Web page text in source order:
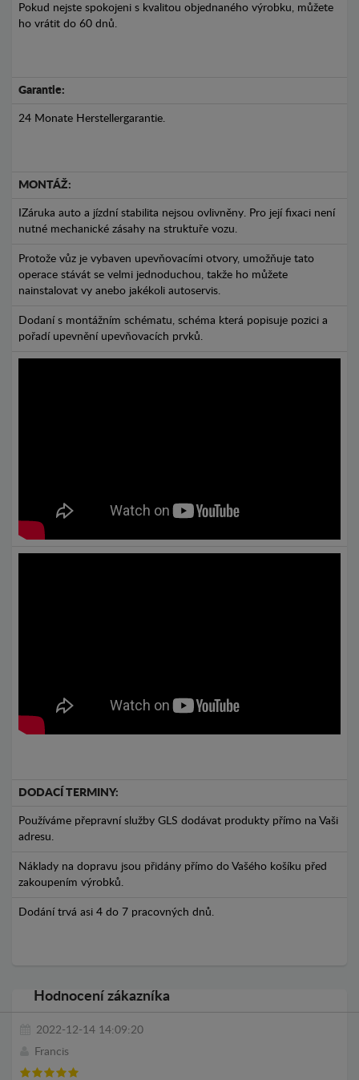
Pokud nejste spokojeni s kvalitou objednaného výrobku, můžete
ho vrátit do 60 dnů.
Garantie:
24 Monate Herstellergarantie.
MONTÁŽ:
IZáruka auto a jízdní stabilita nejsou ovlivněny. Pro její fixaci není
nutné mechanické zásahy na struktuře vozu.
Protože vůz je vybaven upevňovacími otvory, umožňuje tato
operace stávát se velmi jednoduchou, takže ho můžete
nainstalovat vy anebo jakékoli autoservis.
Dodaní s montážním schématu, schéma která popisuje pozici a
pořadí upevnění upevňovacích prvků.
DODACÍ TERMINY:
Používáme přepravní služby GLS dodávat produkty přímo na Vaši
adresu.
Náklady na dopravu jsou přidány přímo do Vašého košíku před
zakoupením výrobků.
Dodání trvá asi 4 do 7 pracovných dnů.
Hodnocení zákazníka
2022-12-14 14:09:20
Francis